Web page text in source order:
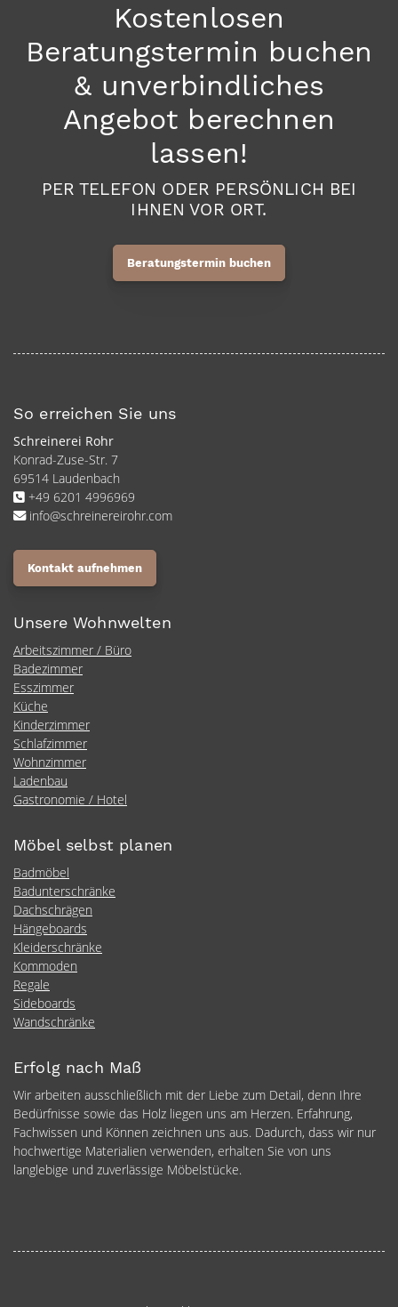
Kostenlosen
Beratungstermin buchen
& unverbindliches
Angebot berechnen
lassen!
PER TELEFON ODER PERSÖNLICH BEI
IHNEN VOR ORT.
Beratungstermin buchen
So erreichen Sie uns
Schreinerei Rohr
Konrad-Zuse-Str. 7
69514 Laudenbach
+49 6201 4996969
info@schreinereirohr.com
Kontakt aufnehmen
Unsere Wohnwelten
Arbeitszimmer / Büro
Badezimmer
Esszimmer
Küche
Kinderzimmer
Schlafzimmer
Wohnzimmer
Ladenbau
Gastronomie / Hotel
Möbel selbst planen
Badmöbel
Badunterschränke
Dachschrägen
Hängeboards
Kleiderschränke
Kommoden
Regale
Sideboards
Wandschränke
Erfolg nach Maß
Wir arbeiten ausschließlich mit der Liebe zum Detail, denn Ihre
Bedürfnisse sowie das Holz liegen uns am Herzen. Erfahrung,
Fachwissen und Können zeichnen uns aus. Dadurch, dass wir nur
hochwertige Materialien verwenden, erhalten Sie von uns
langlebige und zuverlässige Möbelstücke.